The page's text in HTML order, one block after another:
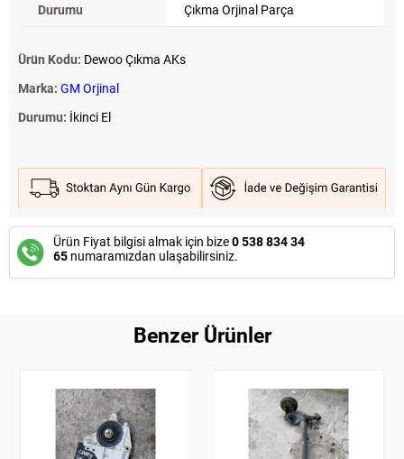
Durumu Çıkma Orjinal Parça
Ürün Kodu: Dewoo Çıkma AKs
Marka: GM Orjinal
Durumu: İkinci El
Ürün Fiyat bilgisi almak için bize0 538 834 34
65 numaramızdan ulaşabilirsiniz.
Benzer Ürünler